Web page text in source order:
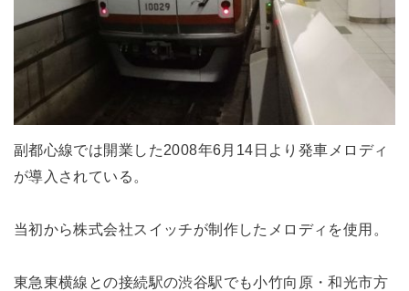
副都心線では開業した2008年6月14日より発車メロディ
が導入されている。
当初から株式会社スイッチが制作したメロディを使用。
東急東横線との接続駅の渋谷駅でも小竹向原・和光市方